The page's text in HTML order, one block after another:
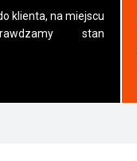
klienta, na miejscu
stan